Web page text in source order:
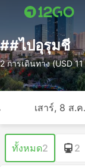
##ไปอุรุมชี
2 การเดินทาง (USD
เสาร์, 8 ส.ค.
ทั้งหมด2 2